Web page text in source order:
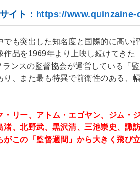
イト： https://www.quinzaine-
でも突出した知名度と国際的に高い
品を1969年より上映し続けてきた
ンスの監督協会が運営している「
、また最も特異で前衛性のある、
リー、アトム・エゴヤン、ジム・
、北野武、黒沢清、三池崇史、諏
この「監督週間」から大きく飛び